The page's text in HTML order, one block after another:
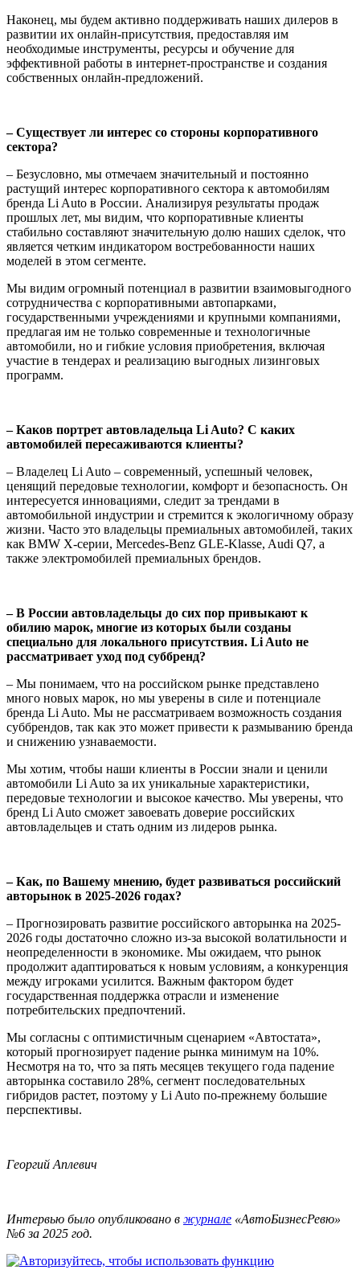
Наконец, мы будем активно поддерживать наших дилеров в
развитии их онлайн-присутствия, предоставляя им
необходимые инструменты, ресурсы и обучение для
эффективной работы в интернет-пространстве и создания
собственных онлайн-предложений.
– Существует ли интерес со стороны корпоративного
сектора?
– Безусловно, мы отмечаем значительный и постоянно
растущий интерес корпоративного сектора к автомобилям
бренда Li Auto в России. Анализируя результаты продаж
прошлых лет, мы видим, что корпоративные клиенты
стабильно составляют значительную долю наших сделок, что
является четким индикатором востребованности наших
моделей в этом сегменте.
Мы видим огромный потенциал в развитии взаимовыгодного
сотрудничества с корпоративными автопарками,
государственными учреждениями и крупными компаниями,
предлагая им не только современные и технологичные
автомобили, но и гибкие условия приобретения, включая
участие в тендерах и реализацию выгодных лизинговых
программ.
– Каков портрет автовладельца Li Auto? С каких
автомобилей пересаживаются клиенты?
– Владелец Li Auto – современный, успешный человек,
ценящий передовые технологии, комфорт и безопасность. Он
интересуется инновациями, следит за трендами в
автомобильной индустрии и стремится к экологичному образу
жизни. Часто это владельцы премиальных автомобилей, таких
как BMW X-серии, Mercedes-Benz GLE-Klasse, Audi Q7, а
также электромобилей премиальных брендов.
– В России автовладельцы до сих пор привыкают к
обилию марок, многие из которых были созданы
специально для локального присутствия. Li Auto не
рассматривает уход под суббренд?
– Мы понимаем, что на российском рынке представлено
много новых марок, но мы уверены в силе и потенциале
бренда Li Auto. Мы не рассматриваем возможность создания
суббрендов, так как это может привести к размыванию бренда
и снижению узнаваемости.
Мы хотим, чтобы наши клиенты в России знали и ценили
автомобили Li Auto за их уникальные характеристики,
передовые технологии и высокое качество. Мы уверены, что
бренд Li Auto сможет завоевать доверие российских
автовладельцев и стать одним из лидеров рынка.
– Как, по Вашему мнению, будет развиваться российский
авторынок в 2025-2026 годах?
– Прогнозировать развитие российского авторынка на 2025-
2026 годы достаточно сложно из-за высокой волатильности и
неопределенности в экономике. Мы ожидаем, что рынок
продолжит адаптироваться к новым условиям, а конкуренция
между игроками усилится. Важным фактором будет
государственная поддержка отрасли и изменение
потребительских предпочтений.
Мы согласны с оптимистичным сценарием «Автостата»,
который прогнозирует падение рынка минимум на 10%.
Несмотря на то, что за пять месяцев текущего года падение
авторынка составило 28%, сегмент последовательных
гибридов растет, поэтому у Li Auto по-прежнему большие
перспективы.
Георгий Аплевич
Интервью было опубликовано в журнале «АвтоБизнесРевю»
№6 за 2025 год.